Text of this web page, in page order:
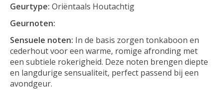
Geurtype: Oriëntaals Houtachtig
Geurnoten:
Sensuele noten: In de basis zorgen tonkaboon en
cederhout voor een warme, romige afronding met
een subtiele rokerigheid. Deze noten brengen diepte
en langdurige sensualiteit, perfect passend bij een
avondgeur.